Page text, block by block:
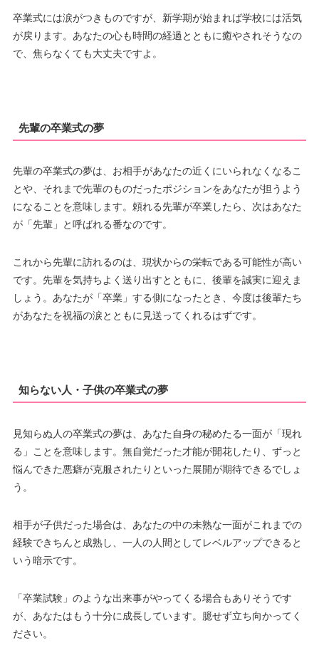
卒業式には涙がつきものですが、新学期が始まれば学校には活気
が戻ります。あなたの心も時間の経過とともに癒やされそうなの
で、焦らなくても大丈夫ですよ。
先輩の卒業式の夢
先輩の卒業式の夢は、お相手があなたの近くにいられなくなるこ
とや、それまで先輩のものだったポジションをあなたが担うよう
になることを意味します。頼れる先輩が卒業したら、次はあなた
が「先輩」と呼ばれる番なのです。
これから先輩に訪れるのは、現状からの栄転である可能性が高い
です。先輩を気持ちよく送り出すとともに、後輩を誠実に迎えま
しょう。あなたが「卒業」する側になったとき、今度は後輩たち
があなたを祝福の涙とともに見送ってくれるはずです。
知らない人・子供の卒業式の夢
見知らぬ人の卒業式の夢は、あなた自身の秘めたる一面が「現れ
る」ことを意味します。無自覚だった才能が開花したり、ずっと
悩んできた悪癖が克服されたりといった展開が期待できるでしょ
う。
相手が子供だった場合は、あなたの中の未熟な一面がこれまでの
経験できちんと成熟し、一人の人間としてレベルアップできると
いう暗示です。
「卒業試験」のような出来事がやってくる場合もありそうです
が、あなたはもう十分に成長しています。臆せず立ち向かってく
ださい。